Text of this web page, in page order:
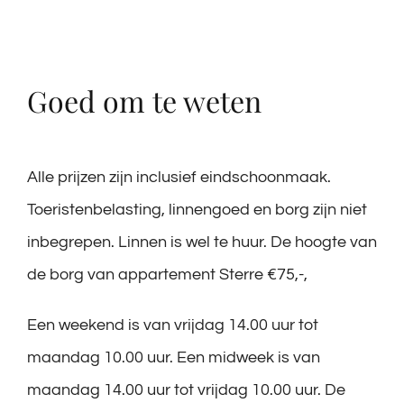
Goed om te weten
Alle prijzen zijn inclusief eindschoonmaak.
Toeristenbelasting, linnengoed en borg zijn niet
inbegrepen. Linnen is wel te huur. De hoogte van
de borg van appartement Sterre €75,-,
Een weekend is van vrijdag 14.00 uur tot
maandag 10.00 uur. Een midweek is van
maandag 14.00 uur tot vrijdag 10.00 uur. De